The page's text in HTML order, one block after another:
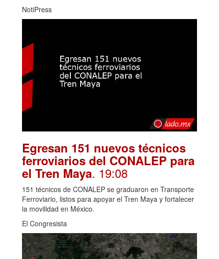
NotiPress
Egresan 151 nuevos técnicos
ferroviarios del CONALEP para
el Tren Maya. 19:08
151 técnicos de CONALEP se graduaron en Transporte
Ferroviario, listos para apoyar el Tren Maya y fortalecer
la movilidad en México.
El Congresista